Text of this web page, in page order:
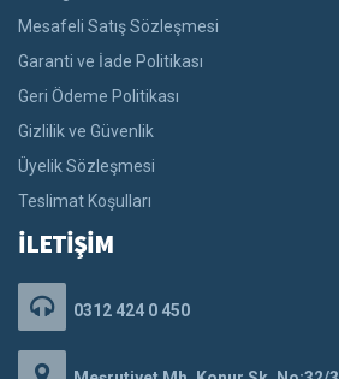
Mesafeli Satış Sözleşmesi
Garanti ve İade Politikası
Geri Ödeme Politikası
Gizlilik ve Güvenlik
Üyelik Sözleşmesi
Teslimat Koşulları
İLETİŞİM
0312 424 0 450